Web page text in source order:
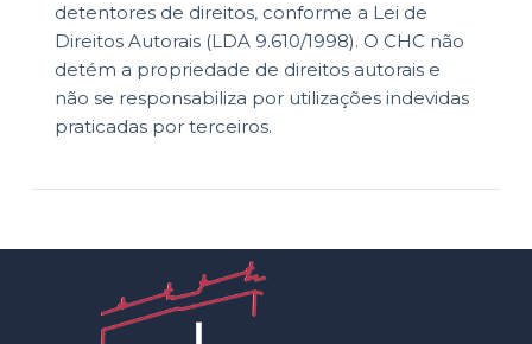
detentores de direitos, conforme a Lei de
Direitos Autorais (LDA 9.610/1998). O CHC não
detém a propriedade de direitos autorais e
não se responsabiliza por utilizações indevidas
praticadas por terceiros.